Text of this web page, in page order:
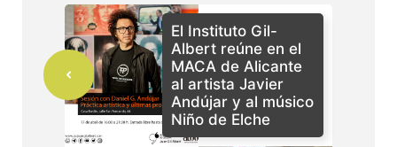
El Instituto Gil-
Albert reúne en el
MACA de Alicante
al artista Javier
Andújar y al músico
Niño de Elche